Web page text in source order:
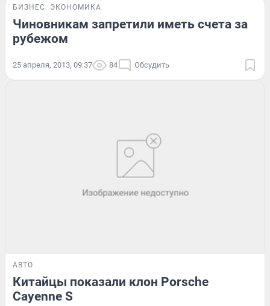
БИЗНЕС ЭКОНОМИКА
Чиновникам запретили иметь счета за
рубежом
25 апреля, 2013, 09:37 84 Обсудить
АВТО
Китайцы показали клон Porsсhe
Cayenne S